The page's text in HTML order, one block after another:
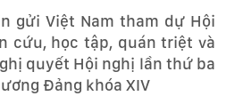
gửi Việt Nam tham dự Hội
cứu, học tập, quán triệt và
quyết Hội nghị lần thứ ba
Đảng khóa XIV